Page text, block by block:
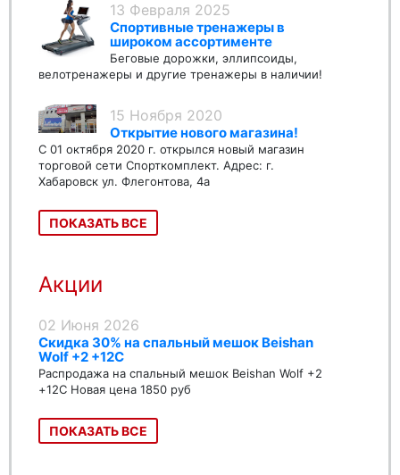
13 Февраля 2025
Спортивные тренажеры в
широком ассортименте
Беговые дорожки, эллипсоиды,
велотренажеры и другие тренажеры в наличии!
15 Ноября 2020
Открытие нового магазина!
С 01 октября 2020 г. открылся новый магазин
торговой сети Спорткомплект. Адрес: г.
Хабаровск ул. Флегонтова, 4а
ПОКАЗАТЬ ВСЕ
Акции
02 Июня 2026
Скидка 30% на спальный мешок Beishan
Wolf +2 +12C
Распродажа на спальный мешок Beishan Wolf +2
+12C Новая цена 1850 руб
ПОКАЗАТЬ ВСЕ